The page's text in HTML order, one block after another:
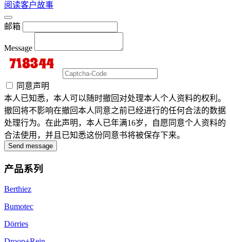
阅读客户故事
邮箱
Message
同意声明
本人已知悉，本人可以随时撤回对处理本人个人资料的权利。
撤回将不影响在撤回本人同意之前已经进行的任何合法的数据
处理行为。在此声明，本人已年满16岁，自愿同意个人资料的
合法使用，并且已知悉这份同意书将被保存下来。
Send message
产品系列
Berthiez
Bumotec
Dörries